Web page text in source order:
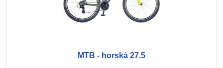
MTB - horská 27.5